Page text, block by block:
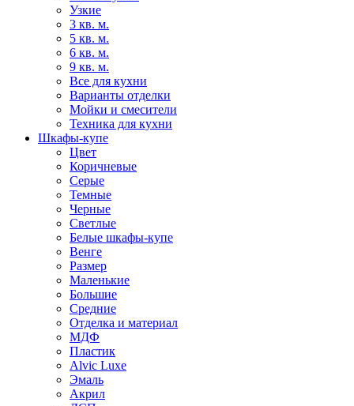
Узкие
3 кв. м.
5 кв. м.
6 кв. м.
9 кв. м.
Все для кухни
Варианты отделки
Мойки и смесители
Техника для кухни
Шкафы-купе
Цвет
Коричневые
Серые
Темные
Черные
Светлые
Белые шкафы-купе
Венге
Размер
Маленькие
Большие
Средние
Отделка и материал
МДФ
Пластик
Alvic Luxe
Эмаль
Акрил